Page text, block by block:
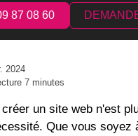
87 08 60
2024
7 minutes
créer un site web n'est
Que vous soyez